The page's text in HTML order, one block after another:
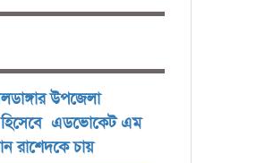
উপজেলা
হিসেবে এডভোকেট এম
রাশেদকে চায়